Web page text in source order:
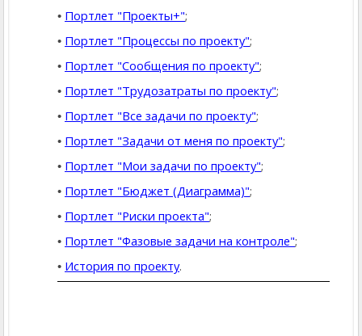
Портлет "Проекты+";
Портлет "Процессы по проекту";
Портлет "Сообщения по проекту";
Портлет "Трудозатраты по проекту";
Портлет "Все задачи по проекту";
Портлет "Задачи от меня по проекту";
Портлет "Мои задачи по проекту";
Портлет "Бюджет (Диаграмма)";
Портлет "Риски проекта";
Портлет "Фазовые задачи на контроле";
История по проекту.